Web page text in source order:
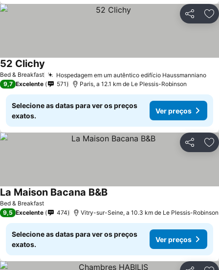
Partilhar
Bed & Breakfast Hospedagem em um autêntico edifício Haussmanniano
52 Clichy
9,7 Excelente 571 Paris, a 12.1 km de Le Plessis-Robinson
Selecione as datas para ver os preços
exatos.
Ver preços
Partilhar
Bed & Breakfast
La Maison Bacana B&B
9,5 Excelente 474 Vitry-sur-Seine, a 10.3 km de Le Plessis-Robinson
Selecione as datas para ver os preços
exatos.
Ver preços